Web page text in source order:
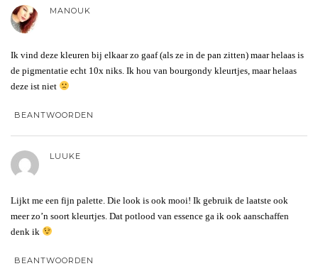
MANOUK
Ik vind deze kleuren bij elkaar zo gaaf (als ze in de pan zitten) maar helaas is
de pigmentatie echt 10x niks. Ik hou van bourgondy kleurtjes, maar helaas
deze ist niet
BEANTWOORDEN
LUUKE
Lijkt me een fijn palette. Die look is ook mooi! Ik gebruik de laatste ook
meer zo’n soort kleurtjes. Dat potlood van essence ga ik ook aanschaffen
denk ik
BEANTWOORDEN